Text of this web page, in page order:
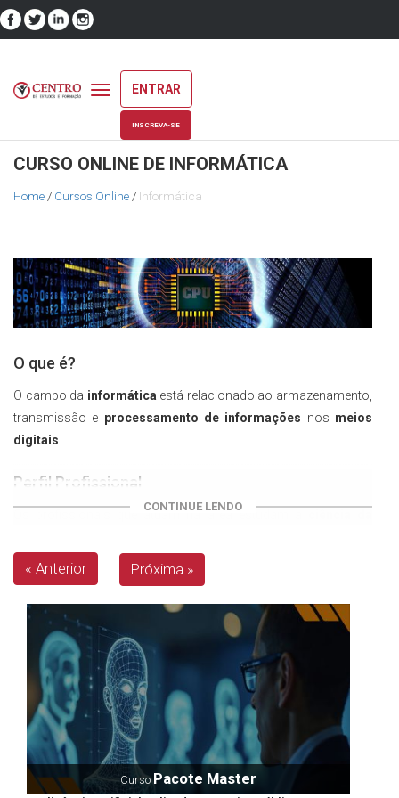
Toggle
navigation
ENTRAR
INSCREVA-SE
CURSO ONLINE DE INFORMÁTICA
Home / Cursos Online / Informática
O que é?
O campo da informáticaestá relacionado ao armazenamento,
transmissão e processamento de informações nos meios
digitais.
Perfil Profissional
Os profissionais que atuam na área estudam a
programação,
linguagem matemática
softwarese outros assuntos.
Mercado de trabalho
mercado de trabalho
para o profissional que atua ou
pretende atuar na área da informática é bem promissor. Eles
podem trabalhar dando aulas em
laboratórios de informática
nas escolas de ensino fundamental e médio, oferecer
suporte
técnicoem empresas públicas ou privadas, criação e
desenvolvimento de softwarese oferecerconsultorias
CONTINUE LENDO
« Anterior Próxima »
CursoPacote Master